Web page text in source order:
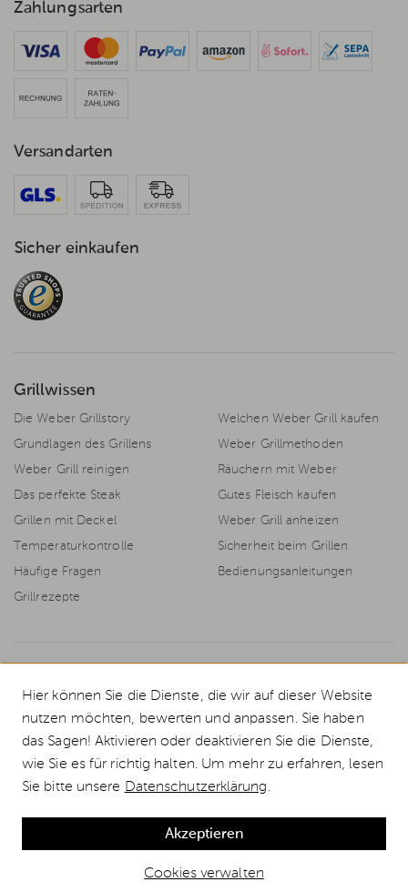
Zahlungsarten
Versandarten
Sicher einkaufen
Grillwissen
Die Weber Grillstory
Welchen Weber Grill kaufen
Grundlagen des Grillens
Weber Grillmethoden
Weber Grill reinigen
Räuchern mit Weber
Das perfekte Steak
Gutes Fleisch kaufen
Grillen mit Deckel
Weber Grill anheizen
Temperaturkontrolle
Sicherheit beim Grillen
Häufige Fragen
Bedienungsanleitungen
Grillrezepte
© 2026 Weststyle GmbH · Europas grosser Weber Spezialist
Durchgestrichene Preise entsprechen dem bisherigen Preis bei Weststyle.
Das komplette Weber Grill Sortiment in Deutschlands größtem Weber
Markenshop. Jetzt sicher und günstig bestellen! Wir liefern alle Weber
Gasgrills und Weber Kugelgrills deutschlandweit in 1-2 Tagen.
sind Geschenkgutscheine, Grillkurse und Bücher. Gültig bis 28.02.2026
Hier können Sie die Dienste, die wir auf dieser Website
nutzen möchten, bewerten und anpassen. Sie haben
das Sagen! Aktivieren oder deaktivieren Sie die Dienste,
wie Sie es für richtig halten. Um mehr zu erfahren, lesen
Sie bitte unsere Datenschutzerklärung.
Cookies verwalten
Akzeptieren